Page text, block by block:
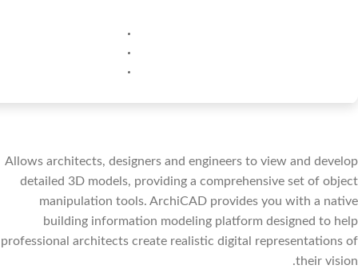
Allows architects, designers and engineers to view and develop
detailed 3D models, providing a comprehensive set of object
manipulation tools. ArchiCAD provides you with a native
building information modeling platform designed to help
professional architects create realistic digital representations of
their vision.